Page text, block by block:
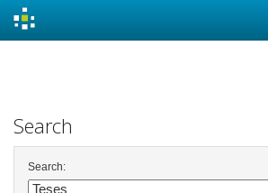
Search
Search: